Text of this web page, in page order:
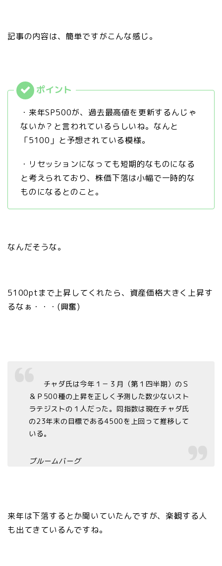
記事の内容は、簡単ですがこんな感じ。
・来年SP500が、過去最高値を更新するんじゃ
ないか？と言われているらしいね。なんと
「5100」と予想されている模様。
・リセッションになっても短期的なものになる
と考えられており、株価下落は小幅で一時的な
ものになるとのこと。
なんだそうな。
5100ptまで上昇してくれたら、資産価格大きく上昇す
るなぁ・・・(興奮)
チャダ氏は今年１－３月（第１四半期）のＳ
＆Ｐ500種の上昇を正しく予測した数少ないスト
ラテジストの１人だった。同指数は現在チャダ氏
の23年末の目標である4500を上回って推移して
いる。
ブルームバーグ
来年は下落するとか聞いていたんですが、楽観する人
も出てきているんですね。